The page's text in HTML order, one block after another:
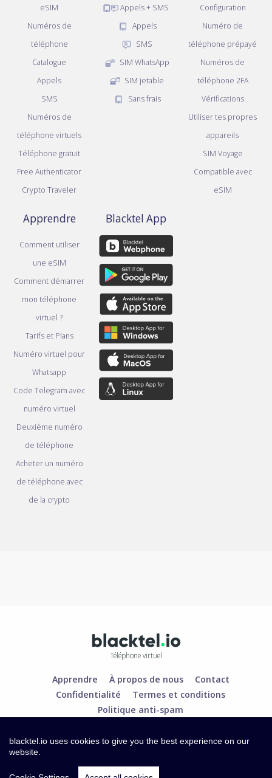
eSIM
Numéros de
téléphone
Catalogue
Appels
SMS
Numéros de
téléphone virtuels
Téléphone gratuit
Free Authenticator
Crypto Traveler
Appels + SMS
Appels
SMS
SIM WhatsApp
SIM jetable
Sans frais
Configuration
Numéro de
téléphone prépayé
Numéros de
téléphone 2FA
Vérifications
Utiliser tes propres
appareils
SIM Voyage
Compatible avec
eSIM
Apprendre
Comment utiliser
une eSIM
Comment démarrer
mon téléphone
virtuel ?
Tarifs et Plans
Numéro virtuel pour
Whatsapp
Code Telegram avec
numéro virtuel
Deuxième numéro
de téléphone
Acheter un numéro
de téléphone avec
de la crypto
Blacktel App
Téléphone virtuel
Apprendre À propos de nous
Contact
Confidentialité
Termes et conditions
Politique anti-spam
blacktel.io uses cookies to give you the best experience on our
website.